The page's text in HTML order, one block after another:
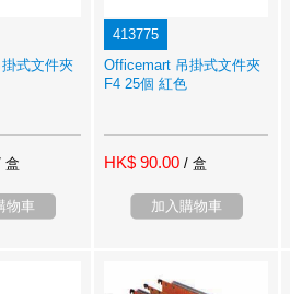
式文件夾
盒
物車
413775
Officemart 吊掛式文件夾
F4 25個 紅色
HK$ 90.00 / 盒
加入購物車